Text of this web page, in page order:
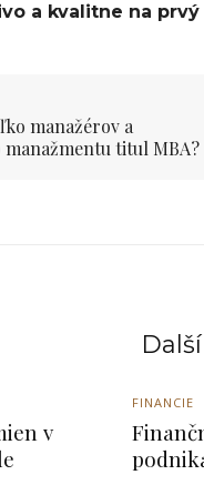
a kvalitne na prvý
manažérov a
titul MBA?
v
FINANCIE